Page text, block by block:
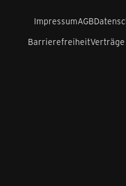
ImpressumAGB
Barrierefreiheit